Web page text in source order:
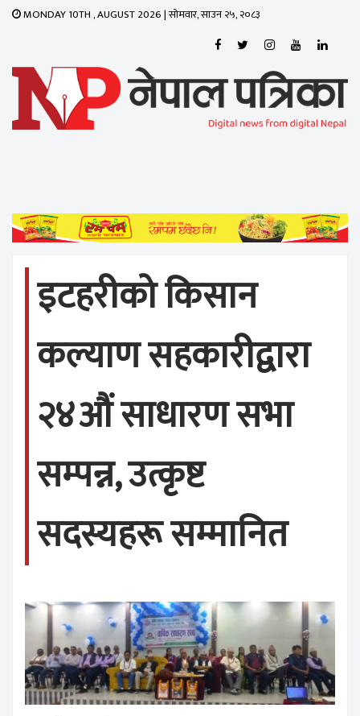
MONDAY 10TH , AUGUST 2026 | सोमवार, साउन २५, २०८३
इटहरीको किसान
कल्याण सहकारीद्वारा
२४औं साधारण सभा
सम्पन्न, उत्कृष्ट
सदस्यहरू सम्मानित